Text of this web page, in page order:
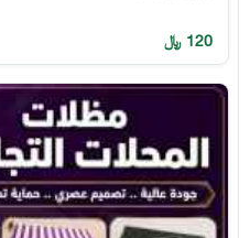
120 ﷼